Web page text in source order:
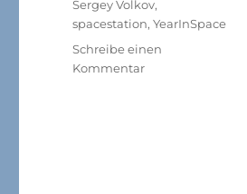
Sergey Volkov,
spacestation,YearInSpace
Schreibe einen
Kommentarzu